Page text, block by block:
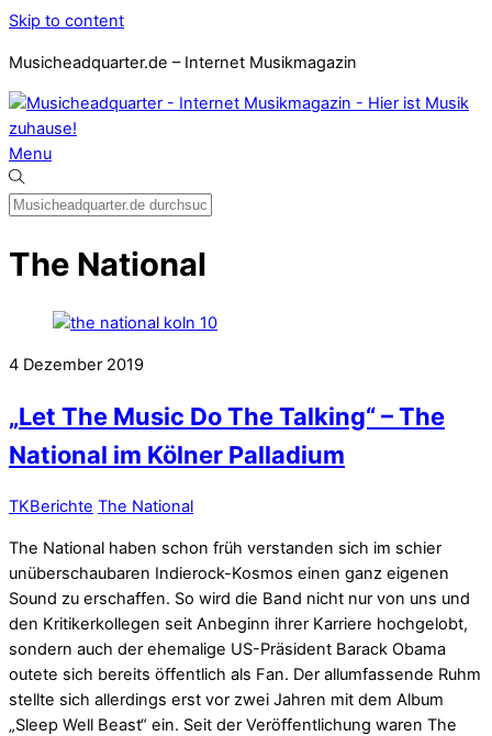
Skip to content
Musicheadquarter.de – Internet Musikmagazin
Menu
The National
4 Dezember 2019
„Let The Music Do The Talking“ – The
National im Kölner Palladium
TKBerichte The National
The National haben schon früh verstanden sich im schier
unüberschaubaren Indierock-Kosmos einen ganz eigenen
Sound zu erschaffen. So wird die Band nicht nur von uns und
den Kritikerkollegen seit Anbeginn ihrer Karriere hochgelobt,
sondern auch der ehemalige US-Präsident Barack Obama
outete sich bereits öffentlich als Fan. Der allumfassende Ruhm
stellte sich allerdings erst vor zwei Jahren mit dem Album
„Sleep Well Beast“ ein. Seit der Veröffentlichung waren The